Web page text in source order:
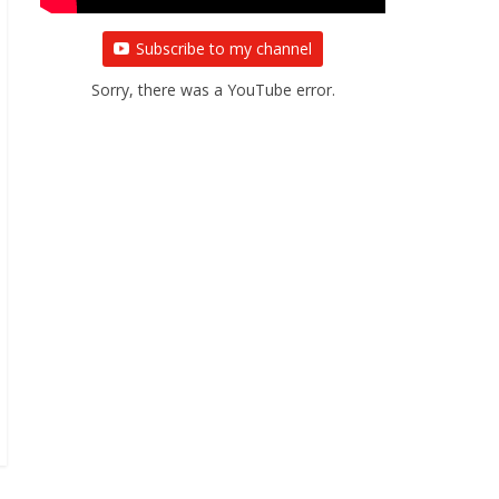
Subscribe to my channel
Sorry, there was a YouTube error.